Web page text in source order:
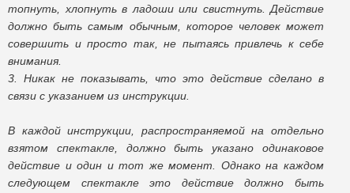
топнуть, хлопнуть в ладоши или свистнуть. Действие
должно быть самым обычным, которое человек может
совершить и просто так, не пытаясь привлечь к себе
внимания.
3. Никак не показывать, что это действие сделано в
связи с указанием из инструкции.
В каждой инструкции, распространяемой на отдельно
взятом спектакле, должно быть указано одинаковое
действие и один и тот же момент. Однако на каждом
следующем спектакле это действие должно быть